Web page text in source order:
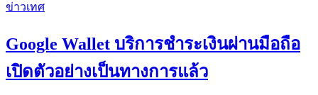
ข่าวเทศ
Google Wallet บริการชำระเงินผ่านมือถือ
เปิดตัวอย่างเป็นทางการแล้ว